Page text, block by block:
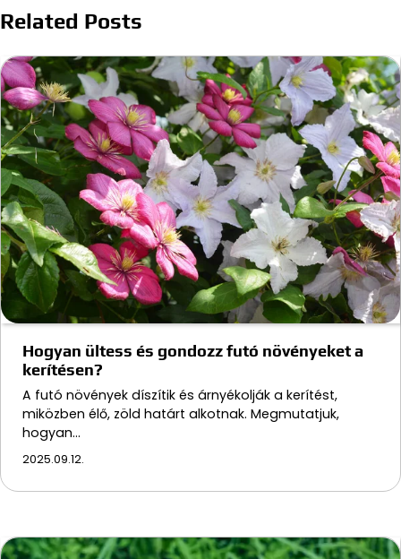
Related Posts
Hogyan ültess és gondozz futó növényeket a
kerítésen?
A futó növények díszítik és árnyékolják a kerítést,
miközben élő, zöld határt alkotnak. Megmutatjuk,
hogyan…
2025.09.12.